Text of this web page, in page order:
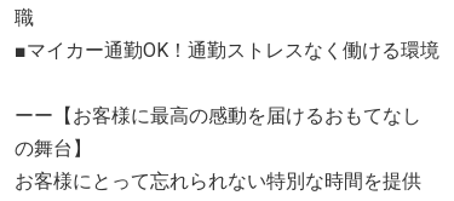
職
■マイカー通勤OK！通勤ストレスなく働ける環境
ーー【お客様に最高の感動を届けるおもてなし
の舞台】
お客様にとって忘れられない特別な時間を提供